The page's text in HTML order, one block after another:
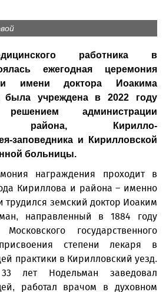
работника в
ежегодная церемония
имени доктора Иоакима
была учреждена в 2022 году
решением администрации
района, Кирилло-
заповедника и Кирилловской
больницы.
награждения проходит в
Кириллова и района – именно
трудился земский доктор Иоаким
направленный в 1884 году
государственного
степени лекаря в
практики в Кирилловский уезд.
лет Нодельман заведовал
работал врачом в духовном